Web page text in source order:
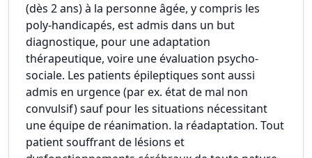
(dès 2 ans) à la personne âgée, y compris les
poly-handicapés, est admis dans un but
diagnostique, pour une adaptation
thérapeutique, voire une évaluation psycho-
sociale. Les patients épileptiques sont aussi
admis en urgence (par ex. état de mal non
convulsif) sauf pour les situations nécessitant
une équipe de réanimation. la réadaptation. Tout
patient souffrant de lésions et